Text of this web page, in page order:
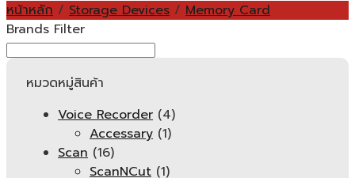
หน้าหลัก / Storage Devices / Memory Card
Brands Filter
หมวดหมู่สินค้า
Voice Recorder (4)
Accessary (1)
Scan (16)
ScanNCut (1)